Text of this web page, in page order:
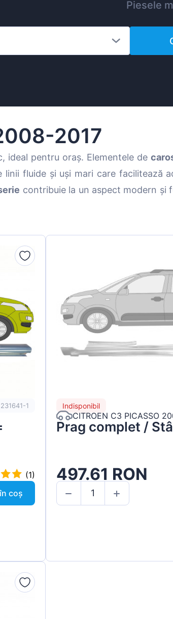
Piesele
2017
ideal pentru oraș. Elementele de
fluide și uși mari care facilitează
contribuie la un aspect modern și
1
(1)
coș
Indisponibil
CITROEN C3 PICASSO
Prag complet /
497.61 RON